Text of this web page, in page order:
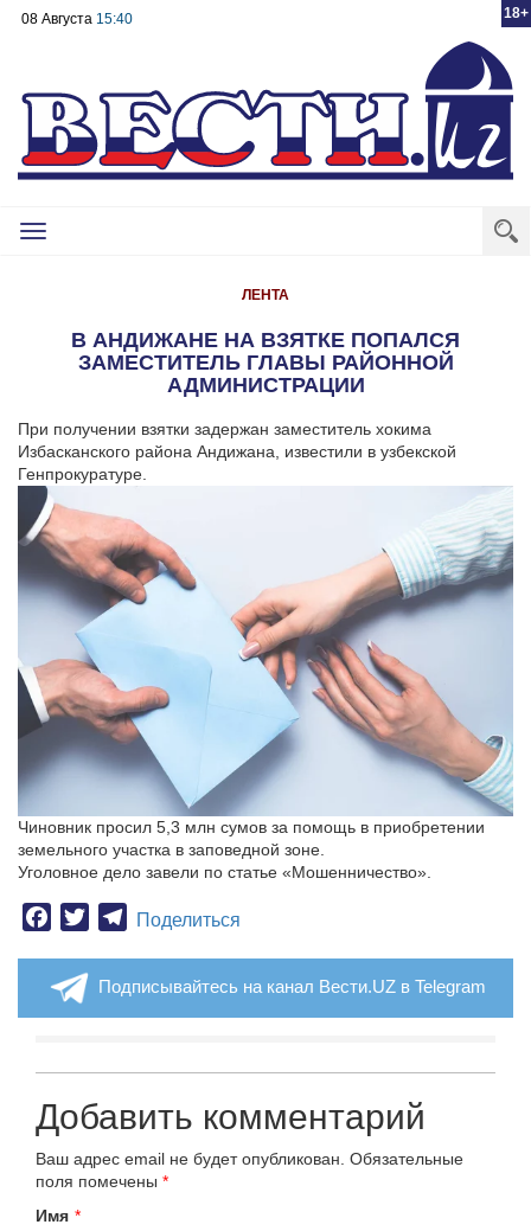
18+
08 Августа 15:40
Toggle
ЛЕНТА
В АНДИЖАНЕ НА ВЗЯТКЕ ПОПАЛСЯ
ЗАМЕСТИТЕЛЬ ГЛАВЫ РАЙОННОЙ
АДМИНИСТРАЦИИ
При получении взятки задержан заместитель хокима
Избасканского района Андижана, известили в узбекской
Генпрокуратуре.
Чиновник просил 5,3 млн сумов за помощь в приобретении
земельного участка в заповедной зоне.
Уголовное дело завели по статье «Мошенничество».
Facebook
TwitterTelegram
Поделиться
Подписывайтесь на канал Вести.UZ в Telegram
Добавить комментарий
Ваш адрес email не будет опубликован. Обязательные
поля помечены *
Имя *